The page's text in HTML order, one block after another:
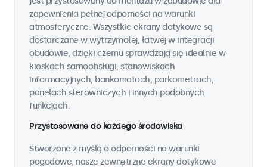
zapewnienia pełnej odporności na warunki
atmosferyczne. Wszystkie ekrany dotykowe są
dostarczane w wytrzymałej, łatwej w integracji
obudowie, dzięki czemu sprawdzają się idealnie w
kioskach samoobsługi, stanowiskach
informacyjnych, bankomatach, parkometrach,
panelach sterowniczych i innych podobnych
funkcjach.
Przystosowane do każdego środowiska
Stworzone z myślą o odporności na warunki
pogodowe, nasze zewnętrzne ekrany dotykowe